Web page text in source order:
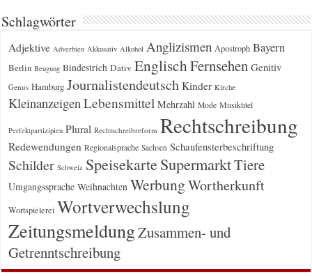
Schlagwörter
Adjektive Adverbien Akkusativ Alkohol Anglizismen Apostroph Bayern
Berlin Beugung Bindestrich Dativ EnglischFernsehen Genitiv
Genus Hamburg Journalistendeutsch Kinder Kirche
Kleinanzeigen Lebensmittel Mehrzahl Mode Musiktitel
Perfektpartizipien Plural Rechtschreibreform Rechtschreibung
Redewendungen Regionalsprache Sachsen Schaufensterbeschriftung
Schilder Schweiz Speisekarte SupermarktTiere
Umgangssprache Weihnachten WerbungWortherkunft
Wortspielerei Wortverwechslung
ZeitungsmeldungZusammen- und
Getrenntschreibung